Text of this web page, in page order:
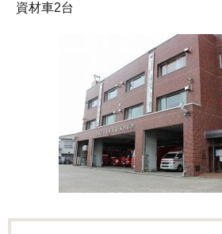
資材車2台